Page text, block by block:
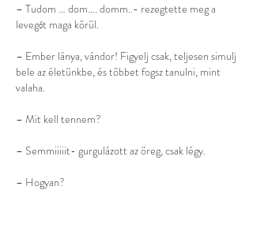
– Tudom … dom…. domm..- rezegtette meg a
levegőt maga körül.
– Ember lánya, vándor! Figyelj csak, teljesen simulj
bele az életünkbe, és többet fogsz tanulni, mint
valaha.
– Mit kell tennem?
– Semmiiiiit- gurgulázott az öreg, csak légy.
– Hogyan?